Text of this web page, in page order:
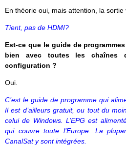
En théorie oui, mais attention, la sortie
Tient, pas de HDMI?
Est-ce que le guide de
bien avec toutes les chaînes
configuration ?
Oui.
C’est le guide de programme qui
Il est d’ailleurs gratuit, ou tout du
celui de Windows. L’EPG est
qui couvre toute l’Europe. La
CanalSat y sont intégrées.